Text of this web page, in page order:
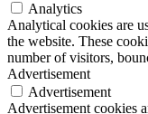
Analytics
Analytical cookies are
the website. These
number of visitors,
Advertisement
Advertisement
Advertisement cookies